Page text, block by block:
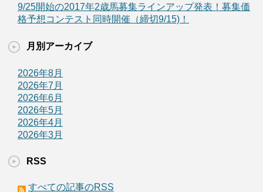
9/25開始の2017年2歳馬募集ラインアップ発表！募集価
格予想コンテスト同時開催（締切9/15)！
月別アーカイブ
2026年8月
2026年7月
2026年6月
2026年5月
2026年4月
2026年3月
RSS
すべての記事のRSS